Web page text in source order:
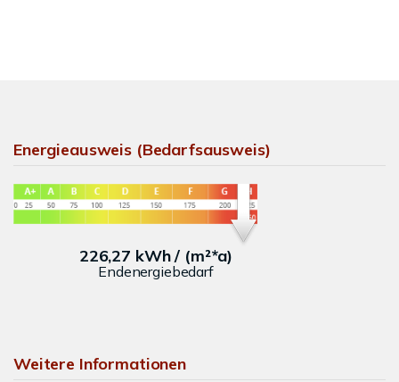
Energieausweis (Bedarfsausweis)
226,27 kWh / (m²*a)
Endenergiebedarf
Weitere Informationen